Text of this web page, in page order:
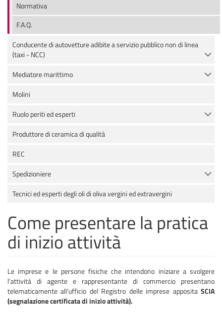
Normativa
F.A.Q.
Conducente di autovetture adibite a servizio pubblico non di linea
(taxi - NCC)
Mediatore marittimo
Molini
Ruolo periti ed esperti
Produttore di ceramica di qualità
REC
Spedizioniere
Tecnici ed esperti degli oli di oliva vergini ed extravergini
Come presentare la pratica
di inizio attività
Le imprese e le persone fisiche che intendono iniziare a svolgere
l'attività di agente e rappresentante di commercio presentano
telematicamente all'ufficio del Registro delle imprese apposita SCIA
(segnalazione certificata di inizio attività).